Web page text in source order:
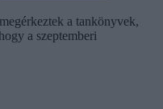
a tankönyvek,
a szeptemberi